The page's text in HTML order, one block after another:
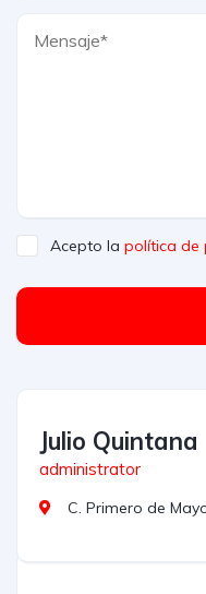
Acepto la política de
Julio Quintana
administrator
C. Primero de